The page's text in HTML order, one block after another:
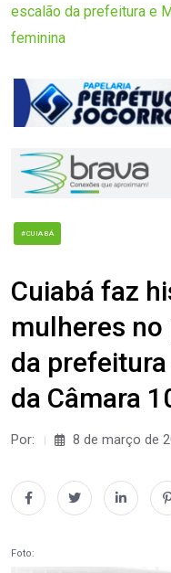
escalão da prefeitura e
feminina
#CUIABÁ
Cuiabá faz
mulheres
da
da Câmara
Por: 8 de março de
Foto: